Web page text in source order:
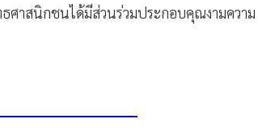
ศาสนิกชนได้มีส่วนร่วมประกอบคุณงามความ